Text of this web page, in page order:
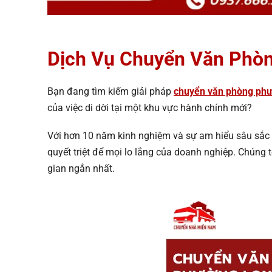
Dịch Vụ Chuyển Văn
Bạn đang tìm kiếm giải pháp chuyển văn phòng
của việc di dời tại một khu vực hành chính mới?
Với hơn 10 năm kinh nghiệm và sự am hiểu sâu
quyết triệt để mọi lo lắng của doanh nghiệp.
gian ngắn nhất.